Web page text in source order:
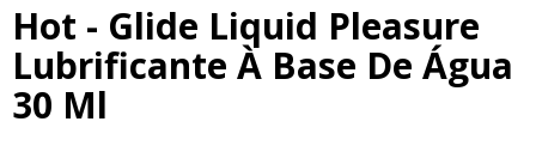
Hot - Glide Liquid Pleasure
Lubrificante À Base De Água
30 Ml